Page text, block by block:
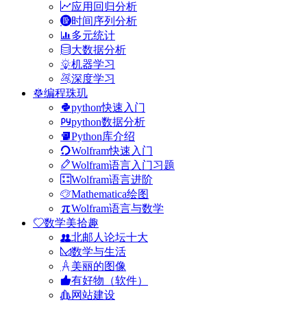
应用回归分析
时间序列分析
多元统计
大数据分析
机器学习
深度学习
编程珠玑
python快速入门
python数据分析
Python库介绍
Wolfram快速入门
Wolfram语言入门习题
Wolfram语言进阶
Mathematica绘图
Wolfram语言与数学
数学美拾趣
北邮人论坛十大
数学与生活
美丽的图像
有好物（软件）
网站建设